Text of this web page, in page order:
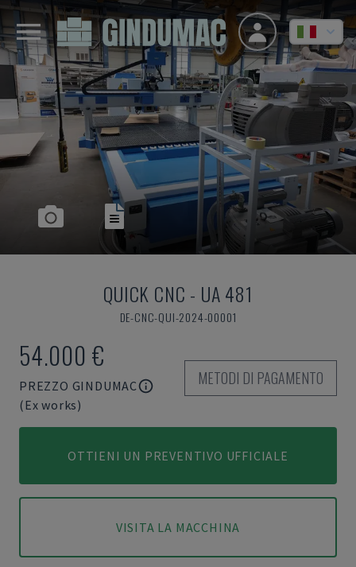
QUICK CNC - UA 481
DE-CNC-QUI-2024-00001
54.000 €
PREZZO GINDUMAC
(Ex works)
METODI DI PAGAMENTO
OTTIENI UN PREVENTIVO UFFICIALE
VISITA LA MACCHINA